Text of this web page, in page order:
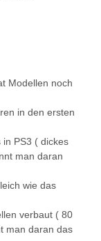
Modellen noch
in den ersten
in PS3 ( dickes
man daran
wie das
verbaut ( 80
man daran das